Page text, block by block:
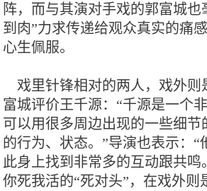
阵，而与其演对手戏的郭富城也
到肉”力求传递给观众真实的痛
心生佩服。
戏里针锋相对的两人，戏外则
富城评价王千源：“千源是一个
可以用很多周边出现的一些细节
的行为、状态。”导演也表示：“
此身上找到非常多的互动跟共鸣
你死我活的“死对头”，在戏外则